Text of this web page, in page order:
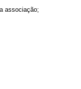
associação;